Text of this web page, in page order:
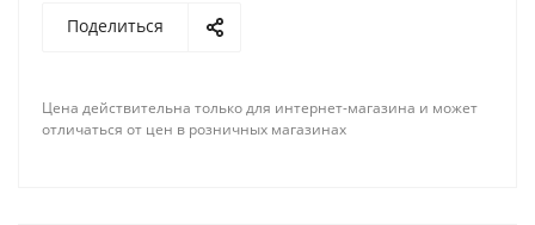
Поделиться
Цена действительна только для интернет-магазина и может
отличаться от цен в розничных магазинах